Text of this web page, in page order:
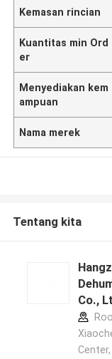
Kemasan rincian
Kuantitas min Ord
er
Menyediakan kem
ampuan
Nama merek
Tentang kita
Co.,